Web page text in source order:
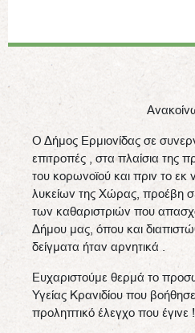
Ο Δήμος Ερμιονίδας σε
επιτροπές , στα πλαίσια της
του κορωνοϊού και πριν το εκ
λυκείων της Χώρας, προέβη
των καθαριστριών που
Δήμου μας, όπου και
δείγματα ήταν αρνητικά .
Ευχαριστούμε θερμά το
Υγείας Κρανιδίου που
προληπτικό έλεγχο που έγινε !